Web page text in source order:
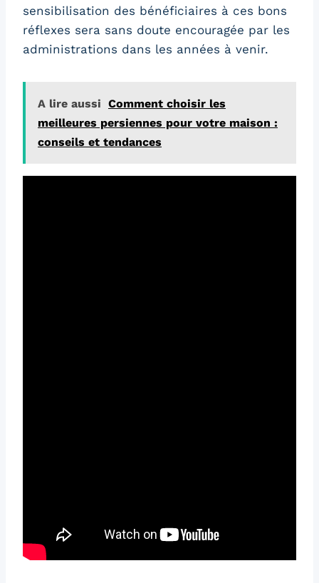
sensibilisation des bénéficiaires à ces bons
réflexes sera sans doute encouragée par les
administrations dans les années à venir.
A lire aussi Comment choisir les
meilleures persiennes pour votre maison :
conseils et tendances